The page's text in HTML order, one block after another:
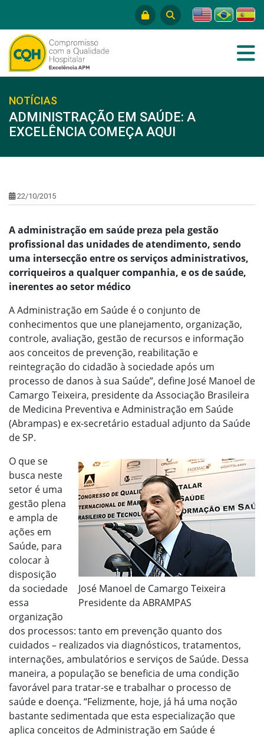
NOTÍCIAS
ADMINISTRAÇÃO EM SAÚDE: A
EXCELÊNCIA COMEÇA AQUI
22/10/2015
A administração em saúde preza pela gestão
profissional das unidades de atendimento, sendo
uma intersecção entre os serviços administrativos,
corriqueiros a qualquer companhia, e os de saúde,
inerentes ao setor médico
A Administração em Saúde é o conjunto de
conhecimentos que une planejamento, organização,
controle, avaliação, gestão de recursos e informação
aos conceitos de prevenção, reabilitação e
reintegração do cidadão à sociedade após um
processo de danos à sua Saúde”, define José Manoel de
Camargo Teixeira, presidente da Associação Brasileira
de Medicina Preventiva e Administração em Saúde
(Abrampas) e ex-secretário estadual adjunto da Saúde
de SP.
José Manoel de Camargo Teixeira
Presidente da ABRAMPAS
O que se
busca neste
setor é uma
gestão plena
e ampla de
ações em
Saúde, para
colocar à
disposição
da sociedade
essa
organização
dos processos: tanto em prevenção quanto dos
cuidados – realizados via diagnósticos, tratamentos,
internações, ambulatórios e serviços de Saúde. Dessa
maneira, a população se beneficia de uma condição
favorável para tratar-se e trabalhar o processo de
saúde e doença. “Felizmente, hoje, já há uma noção
bastante sedimentada que esta especialização que
aplica conceitos de Administração em Saúde é